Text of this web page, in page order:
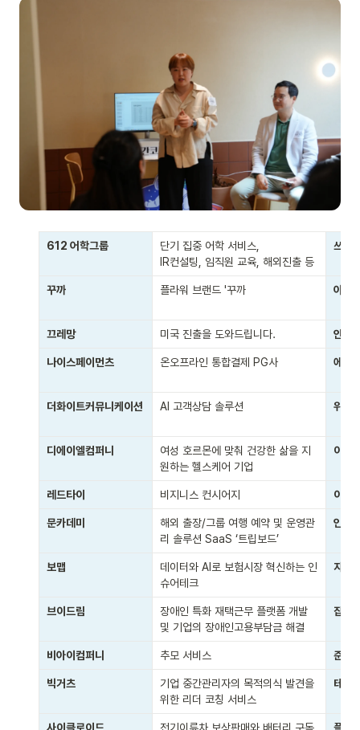
612 어학그룹
단기 집중 어학 서비스,
IR컨설팅, 임직원 교육, 해외진출 등
쓰리
꾸까 플라워 브랜드 '꾸까 아이
끄레망 미국 진출을 도와드립니다. 안드
나이스페이먼츠 온오프라인 통합결제 PG사 에이
더화이트커뮤니케이션 AI 고객상담 솔루션 위즈
디에이엘컴퍼니
여성 호르몬에 맞춰 건강한 삶을 지
원하는 헬스케어 기업
이웃
레드타이 비지니스 컨시어지 이지
문카데미
해외 출장/그룹 여행 예약 및 운영관
리 솔루션 SaaS ‘트립보드’
인파
보맵
데이터와 AI로 보험시장 혁신하는 인
슈어테크
자버
브이드림
장애인 특화 재택근무 플랫폼 개발
및 기업의 장애인고용부담금 해결
잡스
비아이컴퍼니 추모 서비스 준컴
빅거츠
기업 중간관리자의 목적의식 발견을
위한 리더 코칭 서비스
테크